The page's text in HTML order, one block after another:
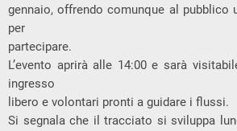
gennaio, offrendo comunque al pubblico
per
partecipare.
L’evento aprirà alle 14:00 e sarà
ingresso
libero e volontari pronti a guidare i flussi.
Si segnala che il tracciato si sviluppa